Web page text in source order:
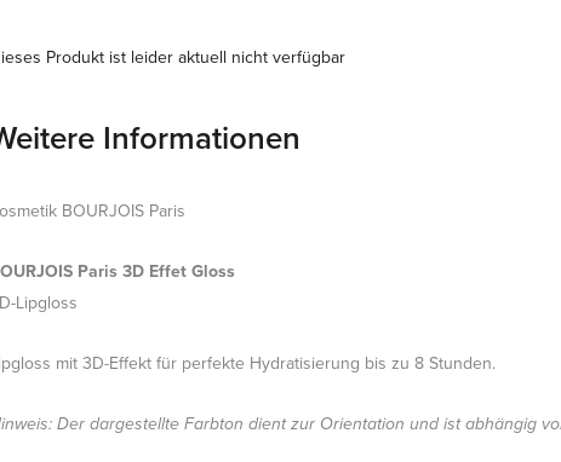
Produkt ist leider aktuell nicht verfügbar
Informationen
BOURJOIS Paris
Paris 3D Effet Gloss
Lipgloss
mit 3D-Effekt für perfekte Hydratisierung bis zu 8 Stunden.
Der dargestellte Farbton dient zur Orientation und ist abhängig